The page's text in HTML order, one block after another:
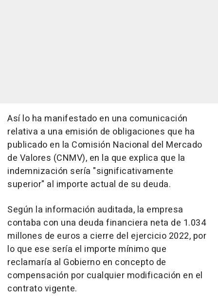
Así lo ha manifestado en una comunicación
relativa a una emisión de obligaciones que ha
publicado en la Comisión Nacional del Mercado
de Valores (CNMV), en la que explica que la
indemnización sería "significativamente
superior" al importe actual de su deuda.
Según la información auditada, la empresa
contaba con una deuda financiera neta de 1.034
millones de euros a cierre del ejercicio 2022, por
lo que ese sería el importe mínimo que
reclamaría al Gobierno en concepto de
compensación por cualquier modificación en el
contrato vigente.